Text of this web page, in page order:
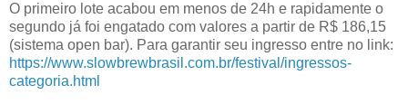
O primeiro lote acabou em menos de 24h e rapidamente o
segundo já foi engatado com valores a partir de R$ 186,15
(sistema open bar). Para garantir seu ingresso entre no link:
https://www.slowbrewbrasil.com.br/festival/ingressos-
categoria.html